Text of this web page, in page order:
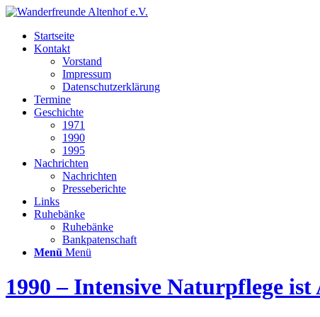
Startseite
Kontakt
Vorstand
Impressum
Datenschutzerklärung
Termine
Geschichte
1971
1990
1995
Nachrichten
Nachrichten
Presseberichte
Links
Ruhebänke
Ruhebänke
Bankpatenschaft
Menü Menü
1990 – Intensive Naturpflege